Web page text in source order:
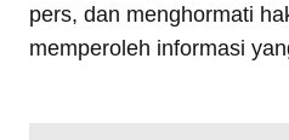
pers, dan menghormati
memperoleh informasi